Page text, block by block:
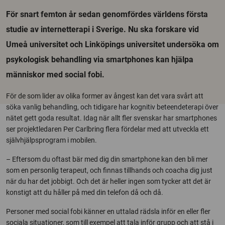
För snart femton år sedan genomfördes världens första
studie av internetterapi i Sverige. Nu ska forskare vid
Umeå universitet och Linköpings universitet undersöka om
psykologisk behandling via smartphones kan hjälpa
människor med social fobi.
För de som lider av olika former av ångest kan det vara svårt att
söka vanlig behandling, och tidigare har kognitiv beteendeterapi över
nätet gett goda resultat. Idag när allt fler svenskar har smartphones
ser projektledaren Per Carlbring flera fördelar med att utveckla ett
självhjälpsprogram i mobilen.
– Eftersom du oftast bär med dig din smartphone kan den bli mer
som en personlig terapeut, och finnas tillhands och coacha dig just
när du har det jobbigt. Och det är heller ingen som tycker att det är
konstigt att du håller på med din telefon då och då.
Personer med social fobi känner en uttalad rädsla inför en eller fler
sociala situationer, som till exempel att tala inför grupp och att stå i